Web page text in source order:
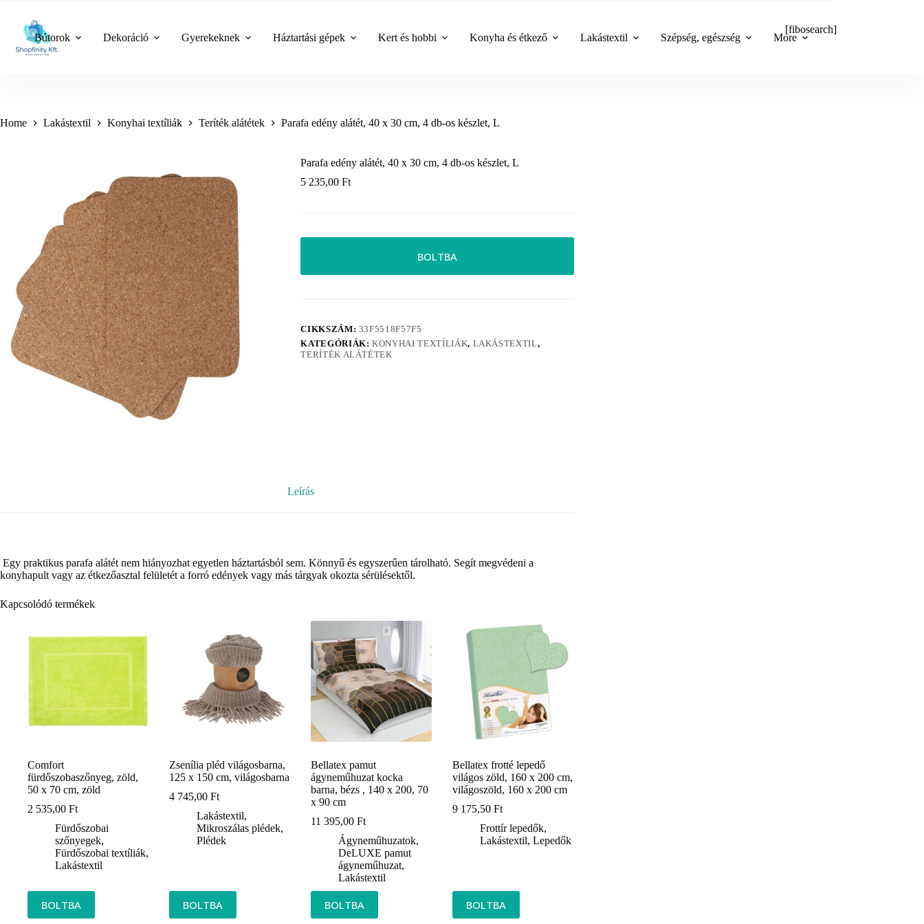
content
Bútorok Dekoráció Gyerekeknek Háztartási gépek Kert és hobbi Konyha és étkező Lakástextil Szépség, egészség More
[fibosearch]
Home Lakástextil Konyhai textíliák Teríték alátétek Parafa edény alátét, 40 x 30 cm, 4 db-os készlet, L
Parafa edény alátét, 40 x 30 cm, 4 db-os készlet, L
5 235,00Ft
BOLTBA
CIKKSZÁM: 33F5518F57F5
KATEGÓRIÁK:KONYHAI TEXTÍLIÁK, LAKÁSTEXTIL,
TERÍTÉK ALÁTÉTEK
Leírás
Egy praktikus parafa alátét nem hiányozhat egyetlen háztartásból sem. Könnyű és egyszerűen tárolható. Segít megvédeni a
konyhapult vagy az étkezőasztal felületét a forró edények vagy más tárgyak okozta sérülésektől.
Kapcsolódó termékek
Comfort
fürdőszobaszőnyeg, zöld,
50 x 70 cm, zöld
2 535,00 Ft
Fürdőszobai
szőnyegek,
Fürdőszobai textíliák,
Lakástextil
BOLTBA
Zsenília pléd világosbarna,
125 x 150 cm, világosbarna
4 745,00Ft
Lakástextil,
Mikroszálas plédek,
Plédek
BOLTBA
Bellatex pamut
ágyneműhuzat kocka
barna, bézs , 140 x 200, 70
x 90 cm
11 395,00Ft
Ágyneműhuzatok,
DeLUXE pamut
ágyneműhuzat,
Lakástextil
BOLTBA
Bellatex frotté lepedő
világos zöld, 160 x 200 cm,
világoszöld, 160 x 200 cm
9 175,50Ft
Frottír lepedők,
Lakástextil,Lepedők
BOLTBA